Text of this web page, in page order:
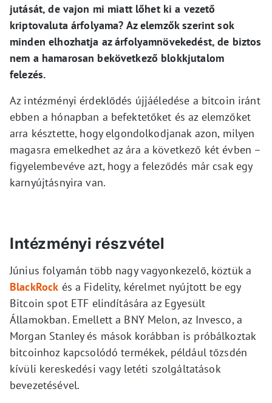
jutását, de vajon mi miatt lőhet ki a vezető
kriptovaluta árfolyama? Az elemzők szerint sok
minden elhozhatja az árfolyamnövekedést, de biztos
nem a hamarosan bekövetkező blokkjutalom
felezés.
Az intézményi érdeklődés újjáéledése a bitcoin iránt
ebben a hónapban a befektetőket és az elemzőket
arra késztette, hogy elgondolkodjanak azon, milyen
magasra emelkedhet az ára a következő két évben –
figyelembevéve azt, hogy a feleződés már csak egy
karnyújtásnyira van.
Intézményi részvétel
Június folyamán több nagy vagyonkezelő, köztük a
BlackRock és a Fidelity, kérelmet nyújtott be egy
Bitcoin spot ETF elindítására az Egyesült
Államokban. Emellett a BNY Melon, az Invesco, a
Morgan Stanley és mások korábban is próbálkoztak
bitcoinhoz kapcsolódó termékek, például tőzsdén
kívüli kereskedési vagy letéti szolgáltatások
bevezetésével.